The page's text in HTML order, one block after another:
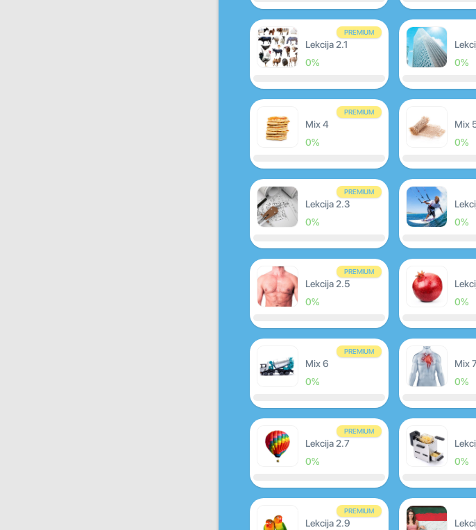
PREMIUM
Lekcija 2.1
0%
0%
PREMIUM
Mix 4
0%
Mix
0%
PREMIUM
Lekcija 2.3
0%
0%
PREMIUM
Lekcija 2.5
0%
0%
PREMIUM
Mix 6
0%
Mix
0%
PREMIUM
Lekcija 2.7
0%
0%
PREMIUM
Lekcija 2.9